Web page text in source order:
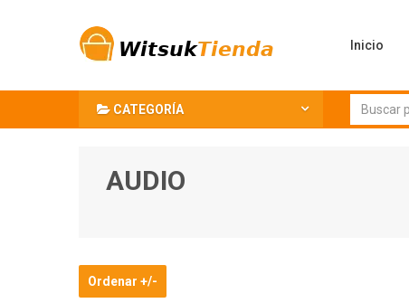
Inicio
CATEGORÍA
AUDIO
Ordenar +/-